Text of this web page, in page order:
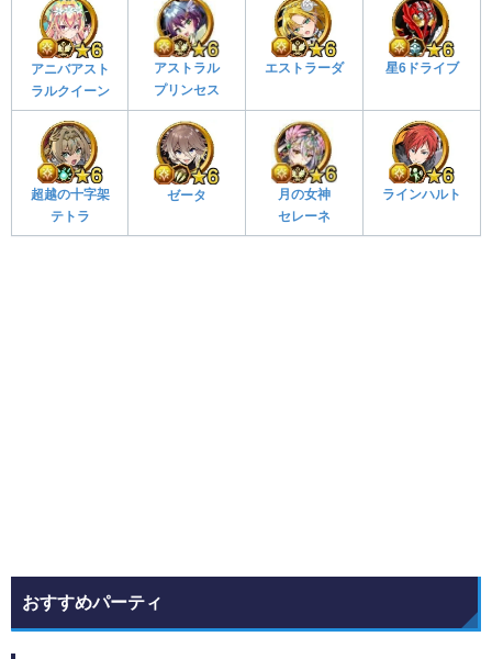
アニバアスト
ラルクイーン
アストラル
プリンセス
エストラーダ 星6ドライブ
超越の十字架
テトラ
ゼータ
月の女神
セレーネ
ラインハルト
おすすめパーティ